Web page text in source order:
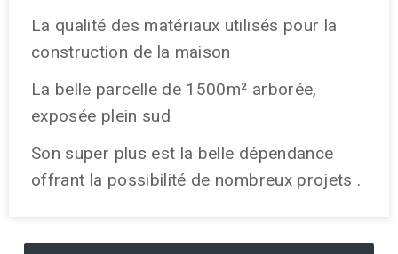
La qualité des matériaux utilisés pour la
construction de la maison
La belle parcelle de 1500m² arborée,
exposée plein sud
Son super plus est la belle dépendance
offrant la possibilité de nombreux projets .